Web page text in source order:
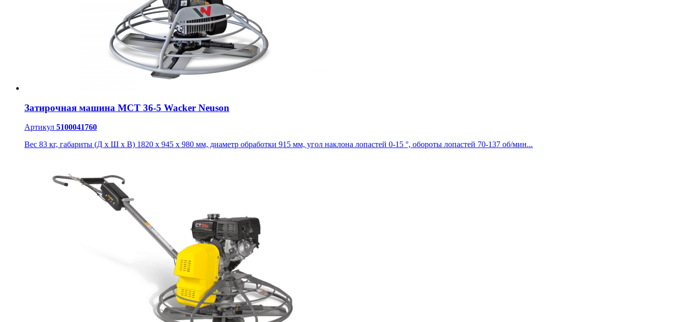
Затирочная машина МСТ 36-5 Wacker Neuson
Артикул 5100041760
Вес 83 кг, габариты (Д х Ш х В) 1820 x 945 x 980 мм, диаметр обработки 915 мм, угол наклона лопастей 0-15 °, обороты лопастей 70-137 об/мин...